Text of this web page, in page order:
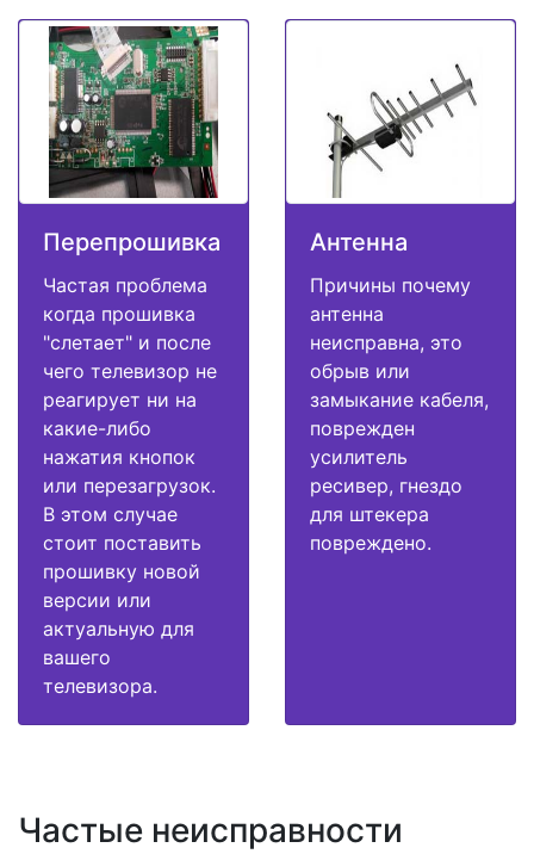
Перепрошивка
Частая проблема
когда прошивка
"слетает" и после
чего телевизор не
реагирует ни на
какие-либо
нажатия кнопок
или перезагрузок.
В этом случае
стоит поставить
прошивку новой
версии или
актуальную для
вашего
телевизора.
Антенна
Причины почему
антенна
неисправна, это
обрыв или
замыкание кабеля,
поврежден
усилитель
ресивер, гнездо
для штекера
повреждено.
Частые неисправности